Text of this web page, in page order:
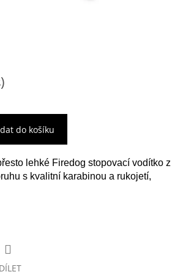
do košíku
lehké Firedog stopovací vodítko z
s kvalitní karabinou a rukojetí,